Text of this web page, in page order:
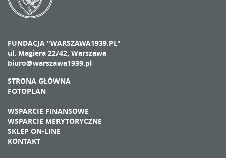
FUNDACJA "WARSZAWA1939.PL"
ul. Magiera 22/42, Warszawa
biuro@warszawa1939.pl
STRONA GŁÓWNA
FOTOPLAN
WSPARCIE FINANSOWE
WSPARCIE MERYTORYCZNE
SKLEP ON-LINE
KONTAKT